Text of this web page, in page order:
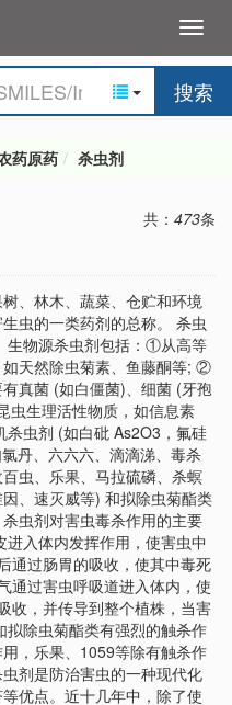
搜索
药原药 杀虫剂
共： 473条
、林木、蔬菜、仓贮和环境
虫的一类药剂的总称。 杀虫
生物源杀虫剂包括：①从高等
天然除虫菊素、鱼藤酮等; ②
真菌 (如白僵菌)、细菌 (牙孢
生理活性物质，如信息素
虫剂 (如白砒 As2O3，氟硅
丹、六六六、滴滴涕、毒杀
虫、乐果、马拉硫磷、杀螟
、速灭威等) 和拟除虫菊酯类
虫剂对害虫毒杀作用的主要
入体内发挥作用，使害虫中
通过肠胃的吸收，使其中毒死
过害虫呼吸道进入体内，使
收，并传导到整个植株，当害
除虫菊酯类有强烈的触杀作
，乐果、1059等除有触杀作
剂是防治害虫的一种现代化
优点。近十几年中，除了使